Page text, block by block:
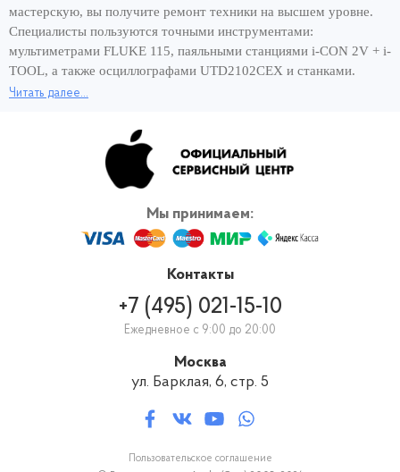
мастерскую, вы получите ремонт техники на высшем уровне.
Специалисты пользуются точными инструментами:
мультиметрами FLUKE 115, паяльными станциями i-CON 2V + i-
TOOL, а также осциллографами UTD2102CEX и станками.
вот составляющие быстрого ремонта за 1 день. Чтобы снова
пользоваться планшетом и сэкономить своё время, обращайтесь
для замены вибромотора iPad 2 к нам, в официальный сервис
Apple. Вернём работающее устройство в кратчайшие сроки! И
никаких переплат за скорость ремонта.
Читать далее...
Мы принимаем:
Контакты
+7 (495) 021-15-10
Ежедневное с 9:00 до 20:00
Москва
ул. Барклая, 6, стр. 5
Пользовательское соглашение